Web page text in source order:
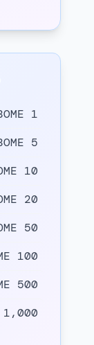
1 BOME
5 BOME
10 BOME
20 BOME
50 BOME
100 BOME
500 BOME
1,000 BOME